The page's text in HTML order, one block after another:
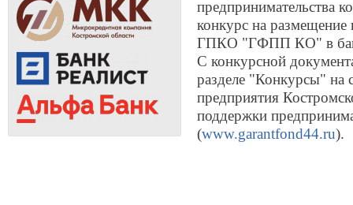
предпринимательства
конкурс на размещение
ГПКО "ГФПП КО" в
С конкурсной
разделе "Конкурсы" на
предприятия
поддержки
(www.garantfond44.ru).